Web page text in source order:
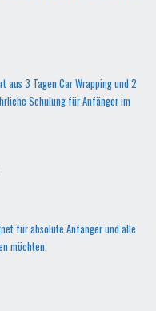
3 Tagen Car Wrapping und 2
Schulung für Anfänger im
für absolute Anfänger und alle
möchten.